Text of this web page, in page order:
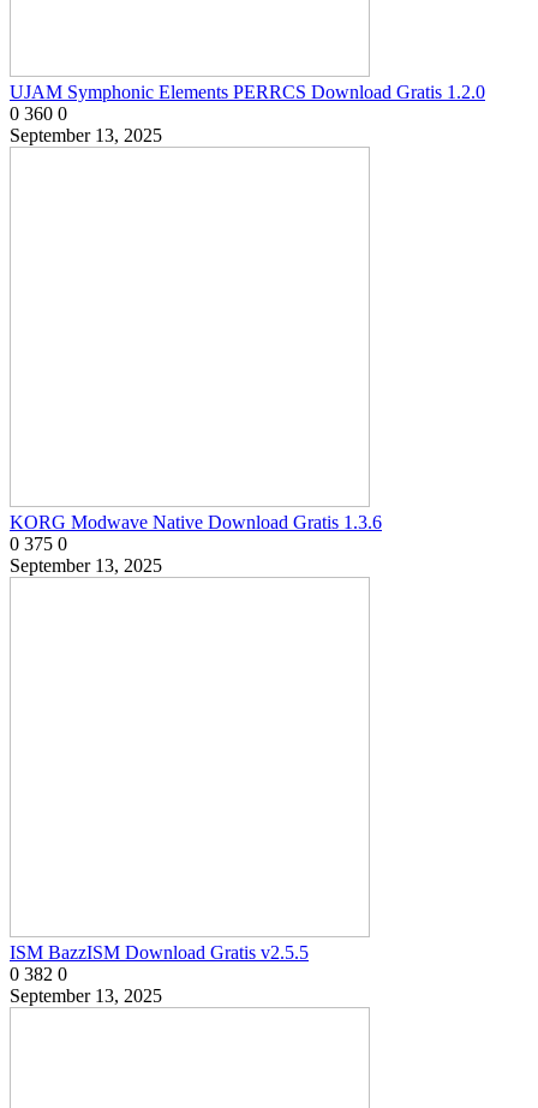
UJAM Symphonic Elements PERRCS Download Gratis 1.2.0
0 360 0
September 13, 2025
KORG Modwave Native Download Gratis 1.3.6
0 375 0
September 13, 2025
ISM BazzISM Download Gratis v2.5.5
0 382 0
September 13, 2025